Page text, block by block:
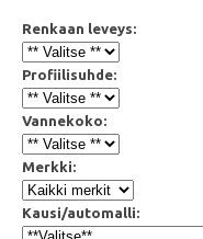
Renkaan leveys:
Profiilisuhde:
Vannekoko:
Merkki:
Kausi/automalli: